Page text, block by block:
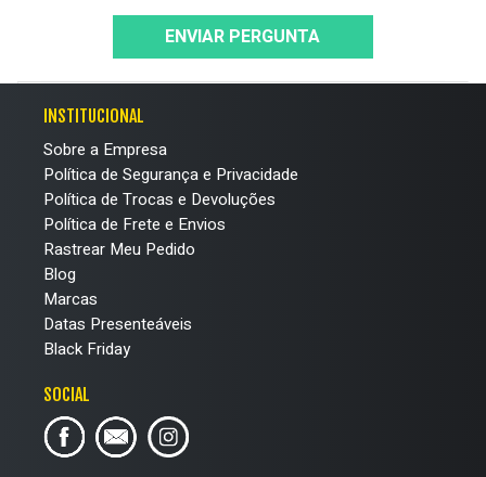
ENVIAR PERGUNTA
INSTITUCIONAL
Sobre a Empresa
Política de Segurança e Privacidade
Política de Trocas e Devoluções
Política de Frete e Envios
Rastrear Meu Pedido
Blog
Marcas
Datas Presenteáveis
Black Friday
SOCIAL